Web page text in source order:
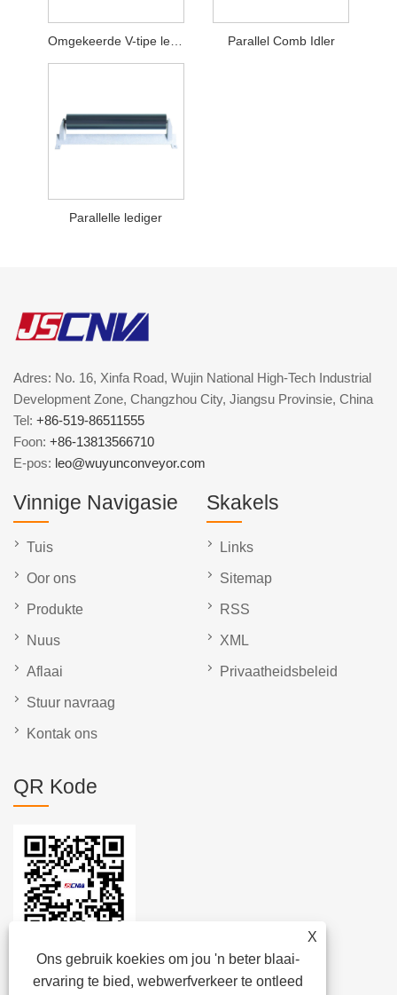
Omgekeerde V-tipe lediger Parallel Comb Idler
Parallelle lediger
X
Ons gebruik koekies om jou 'n beter blaai-
ervaring te bied, webwerfverkeer te ontleed
Adres: No. 16, Xinfa Road, Wujin National High-Tech Industrial
Development Zone, Changzhou City, Jiangsu Provinsie, China
Tel: +86-519-86511555
Foon: +86-13813566710
E-pos: leo@wuyunconveyor.com
Vinnige Navigasie
Tuis
Oor ons
Produkte
Nuus
Aflaai
Stuur navraag
Kontak ons
Skakels
Links
Sitemap
RSS
XML
Privaatheidsbeleid
QR Kode